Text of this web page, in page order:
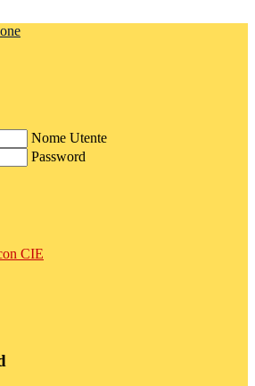
Nome Utente
Password
CIE